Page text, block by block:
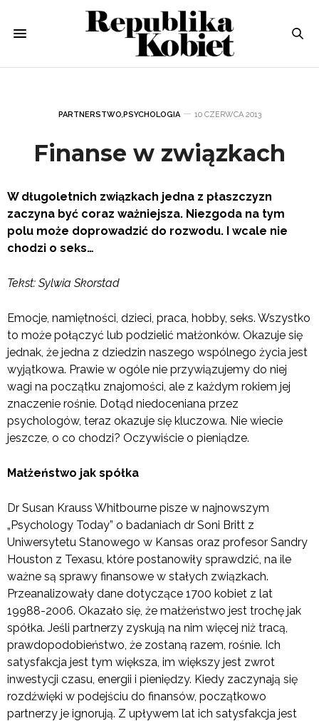
PARTNERSTWO,PSYCHOLOGIA 10 CZERWCA 2013
Finanse w związkach
W długoletnich związkach jedna z płaszczyzn
zaczyna być coraz ważniejsza. Niezgoda na tym
polu może doprowadzić do rozwodu. I wcale nie
chodzi o seks…
Tekst: Sylwia Skorstad
Emocje, namiętności, dzieci, praca, hobby, seks. Wszystko
to może połączyć lub podzielić małżonków. Okazuje się
jednak, że jedna z dziedzin naszego wspólnego życia jest
wyjątkowa. Prawie w ogóle nie przywiązujemy do niej
wagi na początku znajomości, ale z każdym rokiem jej
znaczenie rośnie. Dotąd niedoceniana przez
psychologów, teraz okazuje się kluczowa. Nie wiecie
jeszcze, o co chodzi? Oczywiście o pieniądze.
Małżeństwo jak spółka
Dr Susan Krauss Whitbourne pisze w najnowszym
„Psychology Today” o badaniach dr Soni Britt z
Uniwersytetu Stanowego w Kansas oraz profesor Sandry
Houston z Texasu, które postanowiły sprawdzić, na ile
ważne są sprawy finansowe w stałych związkach.
Przeanalizowały dane dotyczące 1700 kobiet z lat
19988-2006. Okazało się, że małżeństwo jest trochę jak
spółka. Jeśli partnerzy zyskują na nim więcej niż tracą,
prawdopodobieństwo, że zostaną razem, rośnie. Ich
satysfakcja jest tym większa, im większy jest zwrot
inwestycji czasu, energii i pieniędzy. Kiedy zaczynają się
rozdźwięki w podejściu do finansów, początkowo
partnerzy je ignorują. Z upływem lat ich satysfakcja jest